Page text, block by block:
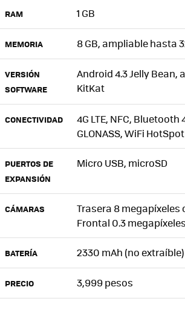
RAM 1 GB
MEMORIA 8 GB, ampliable hasta
VERSIÓN
SOFTWARE
Android 4.3 Jelly Bean,
KitKat
CONECTIVIDAD
4G LTE, NFC, Bluetooth
GLONASS, WiFi HotSpot
PUERTOS DE
EXPANSIÓN
Micro USB, microSD
CÁMARAS
Trasera 8 megapíxeles
Frontal 0.3 megapíxeles
BATERÍA 2330 mAh (no extraíble)
PRECIO 3,999 pesos